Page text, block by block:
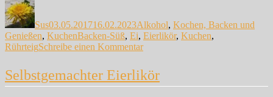
Autor
Sus03.05.201716.02.2023Alkohol, Kochen, Backen und
Genießen, KuchenSchlagwörter
Backen-Süß, Ei, Eierlikör, Kuchen,
RührteigSchreibe einen Kommentarzu
Marmor-
Gugelhupf
Selbstgemachter Eierlikör